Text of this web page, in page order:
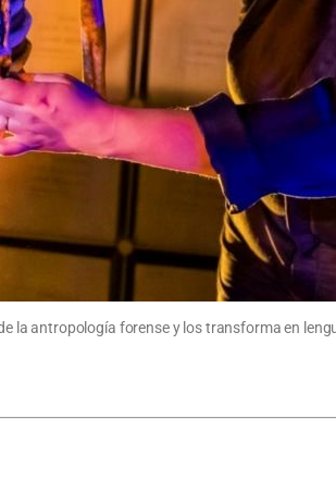
antropología forense y los transforma en